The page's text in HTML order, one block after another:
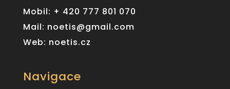
Mobil: + 420 777 801 070
Mail: noetis@gmail.com
Web: noetis.cz
Navigace